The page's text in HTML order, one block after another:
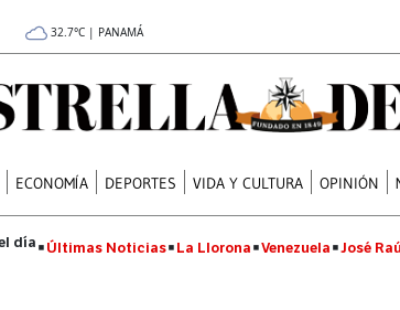
32.7°C | PANAMÁ
ECONOMÍA DEPORTES VIDA Y CULTURA OPINIÓN
Últimas Noticias La Llorona Venezuela José